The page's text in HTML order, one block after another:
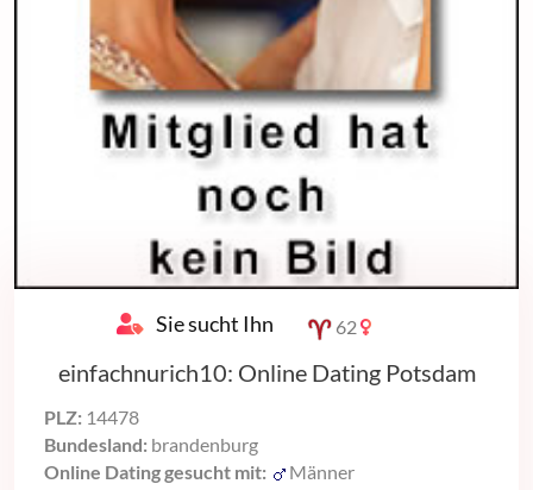
Sie sucht Ihn 62
einfachnurich10: Online Dating Potsdam
PLZ: 14478
Bundesland: brandenburg
Online Dating gesucht mit:
Männer